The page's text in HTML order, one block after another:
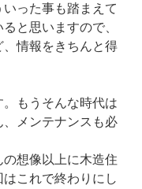
った事も踏まえて
と思いますので、
、情報をきちんと得
もうそんな時代は
メンテナンスも必
想像以上に木造住
これで終わりにし